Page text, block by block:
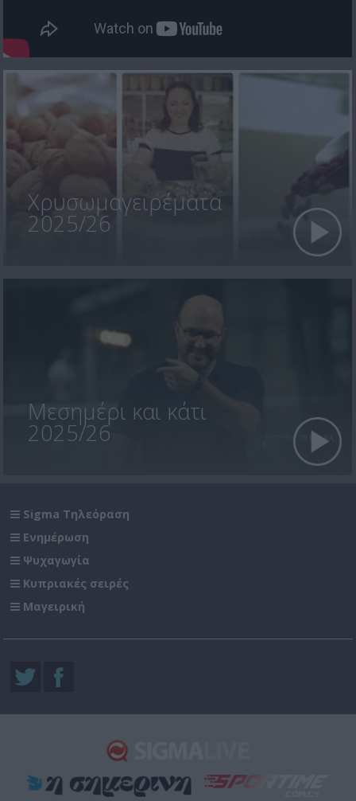
Χρυσωμαγειρέματα
2025/26
Μεσημέρι και κάτι
2025/26
Sigma Τηλεόραση
Ενημέρωση
Ψυχαγωγία
Κυπριακές σειρές
Μαγειρική